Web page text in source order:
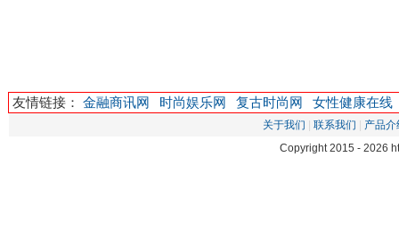
友情链接： 金融商讯网 时尚娱乐网 复古时尚网 女性健康在线
关于我们 联系我们
产品介
Copyright 2015 - 2026